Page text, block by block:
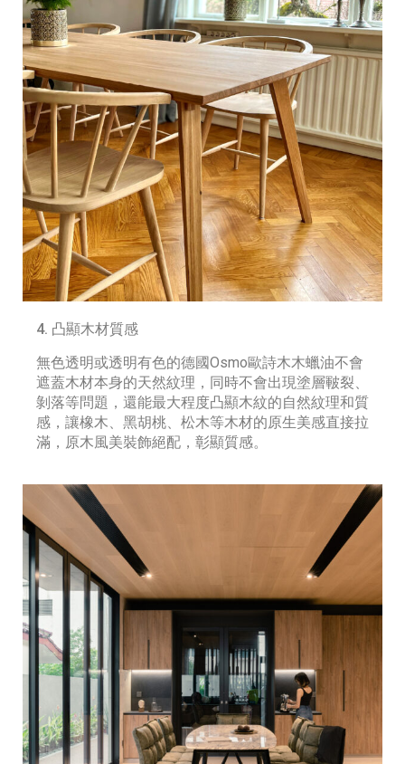
4. 凸顯木材質感
無色透明或透明有色的德國Osmo歐詩木木蠟油不會
遮蓋木材本身的天然紋理，同時不會出現塗層皸裂、
剝落等問題，還能最大程度凸顯木紋的自然紋理和質
感，讓橡木、黑胡桃、松木等木材的原生美感直接拉
滿，原木風美裝飾絕配，彰顯質感。